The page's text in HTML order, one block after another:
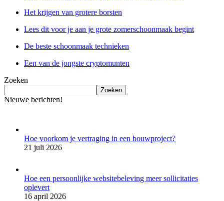
Het krijgen van grotere borsten
Lees dit voor je aan je grote zomerschoonmaak begint
De beste schoonmaak technieken
Een van de jongste cryptomunten
Zoeken
Zoeken
Nieuwe berichten!
Hoe voorkom je vertraging in een bouwproject?
21 juli 2026
Hoe een persoonlijke websitebeleving meer sollicitaties
oplevert
16 april 2026